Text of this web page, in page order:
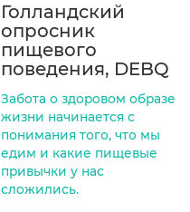
Голландский
опросник
пищевого
поведения, DEBQ
Забота о здоровом образе
жизни начинается с
понимания того, что мы
едим и какие пищевые
привычки у нас
сложились.